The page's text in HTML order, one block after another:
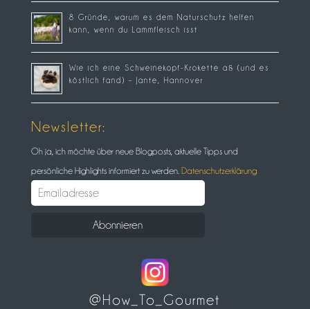
8 Gründe, warum es dem Naturschutz helfen
kann, wenn du Lammfleisch isst
Wie ich eine Schweinekopf-Krokette aß (und es
köstlich fand) – Jante, Hannover
Newsletter:
Oh ja, ich möchte über neue Blogposts, aktuelle Tipps und
persönliche Highlights informiert zu werden. Datenschutzerklärung
@How_To_Gourmet